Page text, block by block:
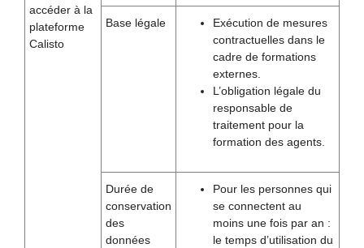
accéder à la
plateforme
Calisto
Base légale
Exécution de mesures
contractuelles dans le
cadre de formations
externes.
L’obligation légale du
responsable de
traitement pour la
formation des agents.
Durée de
conservation
des
données
Pour les personnes qui
se connectent au
moins une fois par an :
le temps d’utilisation du